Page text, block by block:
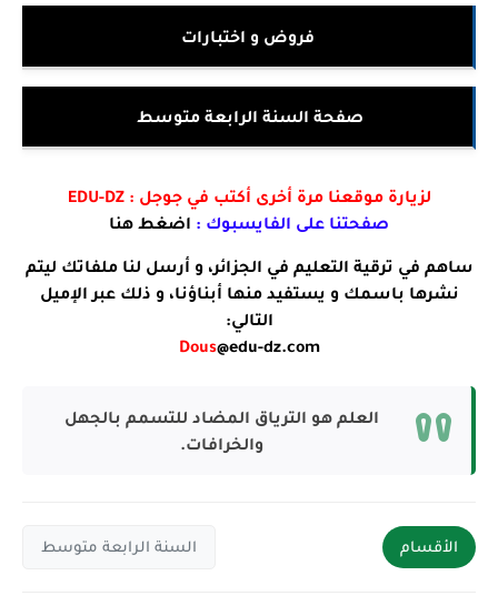
فروض و اختبارات
صفحة السنة الر ابعة متوسط
لزيارة موقعنا مرة أخرى أكتب في جوجل :EDU-DZ
صفحتنا على الفايسبوك : اضغط هنا
ساهم في ترقية التعليم في الجزائر، و أرسل لنا ملفاتك ليتم
نشرها باسمك و يستفيد منها أبناؤنا، و ذلك عبر الإميل
التالي:
Dous@edu-dz.com
العلم هو الترياق المضاد للتسمم بالجهل
والخرافات.
الأقسام السنة الرابعة متوسط